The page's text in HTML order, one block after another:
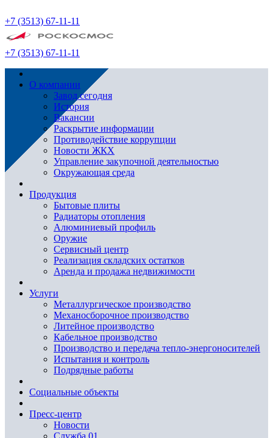
+7 (3513) 67-11-11
+7 (3513) 67-11-11
О компании
Завод сегодня
История
Вакансии
Раскрытие информации
Противодействие коррупции
Новости ЖКХ
Управление закупочной деятельностью
Окружающая среда
Продукция
Бытовые плиты
Радиаторы отопления
Алюминиевый профиль
Оружие
Сервисный центр
Реализация складских остатков
Аренда и продажа недвижимости
Услуги
Металлургическое производство
Механосборочное производство
Литейное производство
Кабельное производство
Производство и передача тепло-энергоносителей
Испытания и контроль
Подрядные работы
Социальные объекты
Пресс-центр
Новости
Служба 01